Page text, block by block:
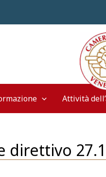
Attività
direttivo